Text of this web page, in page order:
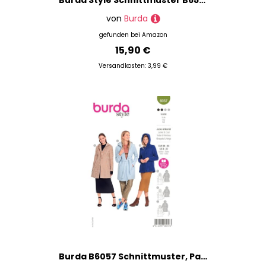
von Burda
gefunden bei Amazon
15,90 €
Versandkosten: 3,99 €
Burda B6057 Schnittmuster, Papier, Weiß, 34-48